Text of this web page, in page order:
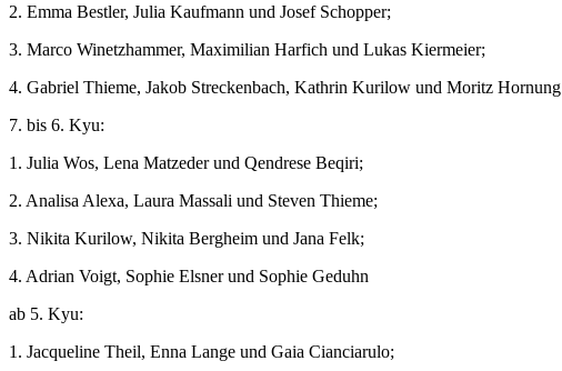
2. Emma Bestler, Julia Kaufmann und Josef Schopper;
3. Marco Winetzhammer, Maximilian Harfich und Lukas Kiermeier;
4. Gabriel Thieme, Jakob Streckenbach, Kathrin Kurilow und Moritz Hornung
7. bis 6. Kyu:
1. Julia Wos, Lena Matzeder und Qendrese Beqiri;
2. Analisa Alexa, Laura Massali und Steven Thieme;
3. Nikita Kurilow, Nikita Bergheim und Jana Felk;
4. Adrian Voigt, Sophie Elsner und Sophie Geduhn
ab 5. Kyu:
1. Jacqueline Theil, Enna Lange und Gaia Cianciarulo;